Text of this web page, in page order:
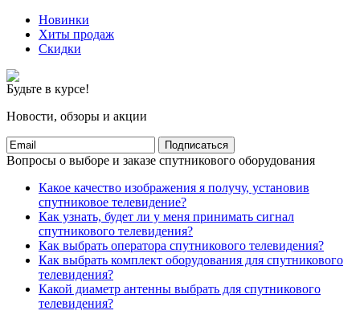
Новинки
Хиты продаж
Скидки
Будьте в курсе!
Новости, обзоры и акции
Подписаться
Вопросы о выборе и заказе спутникового оборудования
Какое качество изображения я получу, установив
спутниковое телевидение?
Как узнать, будет ли у меня принимать сигнал
спутникового телевидения?
Как выбрать оператора спутникового телевидения?
Как выбрать комплект оборудования для спутникового
телевидения?
Какой диаметр антенны выбрать для спутникового
телевидения?